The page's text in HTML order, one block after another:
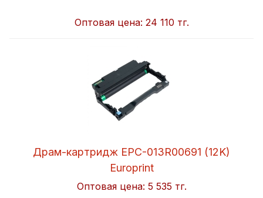
Оптовая цена: 24 110 тг.
Драм-картридж EPC-013R00691 (12K)
Europrint
Оптовая цена: 5 535 тг.